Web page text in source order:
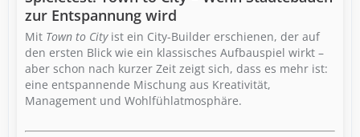
zur Entspannung wird
Mit Town to Cityist ein City-Builder erschienen, der auf
den ersten Blick wie ein klassisches Aufbauspiel wirkt –
aber schon nach kurzer Zeit zeigt sich, dass es mehr ist:
eine entspannende Mischung aus Kreativität,
Management und Wohlfühlatmosphäre.